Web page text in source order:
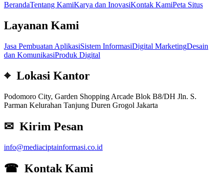
BerandaTentang KamiKarya dan InovasiKontak KamiPeta Situs
Layanan Kami
Jasa Pembuatan AplikasiSistem InformasiDigital MarketingDesain
dan KomunikasiProduk Digital
⌖ Lokasi Kantor
Podomoro City, Garden Shopping Arcade Blok B8/DH Jln. S.
Parman Kelurahan Tanjung Duren Grogol Jakarta
✉ Kirim Pesan
info@mediaciptainformasi.co.id
☎ Kontak Kami